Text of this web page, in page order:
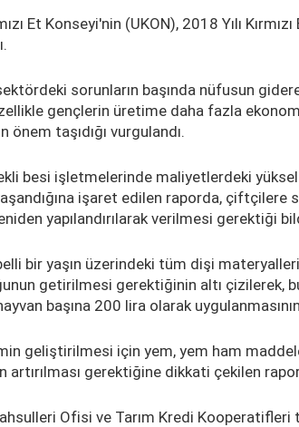
Et Konseyi'nin (UKON), 2018 Yılı
sorunların başında nüfusun
gençlerin üretime daha fazla
önem taşıdığı vurgulandı.
besi işletmelerinde maliyetlerdeki
işaret edilen raporda,
yapılandırılarak verilmesi gerektiği
bir yaşın üzerindeki tüm dişi
getirilmesi gerektiğinin altı çizilerek,
başına 200 lira olarak
geliştirilmesi için yem, yem ham
artırılması gerektiğine dikkati çekilen
Ofisi ve Tarım Kredi Kooperatifleri